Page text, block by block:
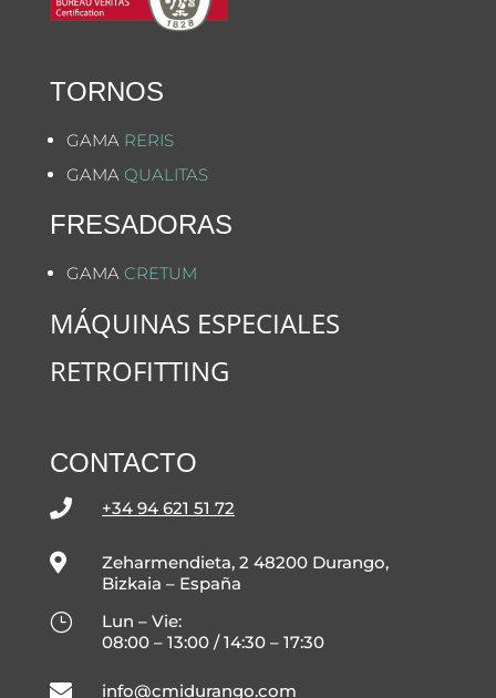
TORNOS
GAMA RERIS
GAMA QUALITAS
FRESADORAS
GAMA CRETUM
MÁQUINAS ESPECIALES
RETROFITTING
CONTACTO
 +34 94 621 51 72

Zeharmendieta, 2 48200 Durango,
Bizkaia – España
}
Lun – Vie:
08:00 – 13:00 / 14:30 – 17:30
 info@cmidurango.com